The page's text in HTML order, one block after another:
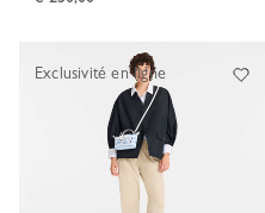
Exclusivité en ligne